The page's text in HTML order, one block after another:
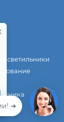
и светильники
➜